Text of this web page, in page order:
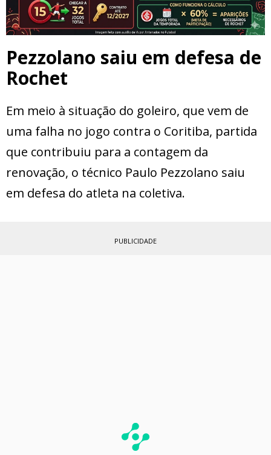
Pezzolano saiu em defesa de
Rochet
Em meio à situação do goleiro, que vem de
uma falha no jogo contra o Coritiba, partida
que contribuiu para a contagem da
renovação, o técnico Paulo Pezzolano saiu
em defesa do atleta na coletiva.
PUBLICIDADE